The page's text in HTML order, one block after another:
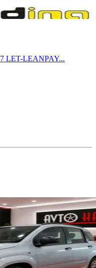
LET-LEANPAY...